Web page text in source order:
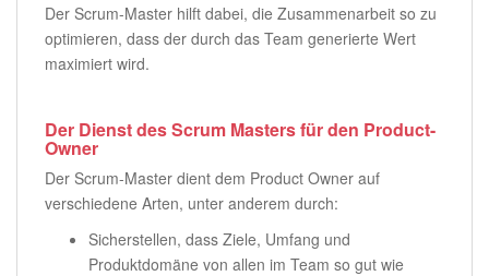
Der Scrum-Master hilft dabei, die Zusammenarbeit so zu
optimieren, dass der durch das Team generierte Wert
maximiert wird.
Der Dienst des Scrum Masters für den Product-
Owner
Der Scrum-Master dient dem Product Owner auf
verschiedene Arten, unter anderem durch:
Sicherstellen, dass Ziele, Umfang und
Produktdomäne von allen im Team so gut wie